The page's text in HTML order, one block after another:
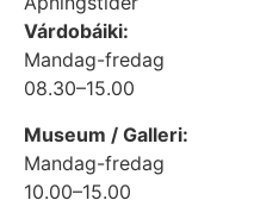
Várdobáiki:
Mandag-fredag
08.30–15.00
Museum / Galleri:
Mandag-fredag
10.00–15.00